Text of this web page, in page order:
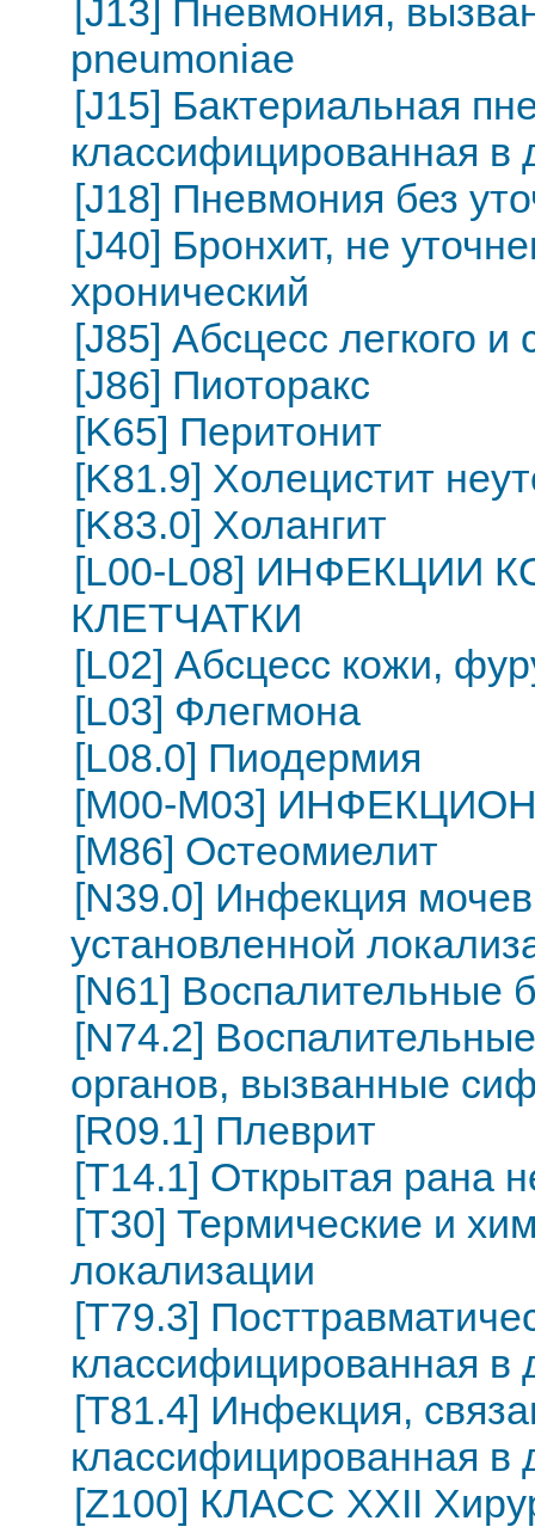
[J13] Пневмония,
pneumoniae
[J15] Бактериальная
классифицированная в
[J18] Пневмония без
[J40] Бронхит, не
хронический
[J85] Абсцесс легкого и
[J86] Пиоторакс
[K65] Перитонит
[K81.9] Холецистит
[K83.0] Холангит
[L00-L08] ИНФЕКЦИИ
КЛЕТЧАТКИ
[L02] Абсцесс кожи,
[L03] Флегмона
[L08.0] Пиодермия
[M00-M03]
[M86] Остеомиелит
[N39.0] Инфекция
установленной
[N61] Воспалительные
[N74.2]
органов, вызванные
[R09.1] Плеврит
[T14.1] Открытая рана
[T30] Термические и
локализации
[T79.3]
классифицированная в
[T81.4] Инфекция,
классифицированная в
[Z100] КЛАСС XXII